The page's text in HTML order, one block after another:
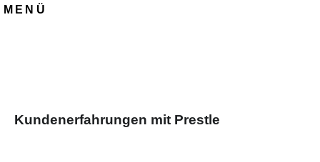
MENÜ
Kundenerfahrungen mit Prestle